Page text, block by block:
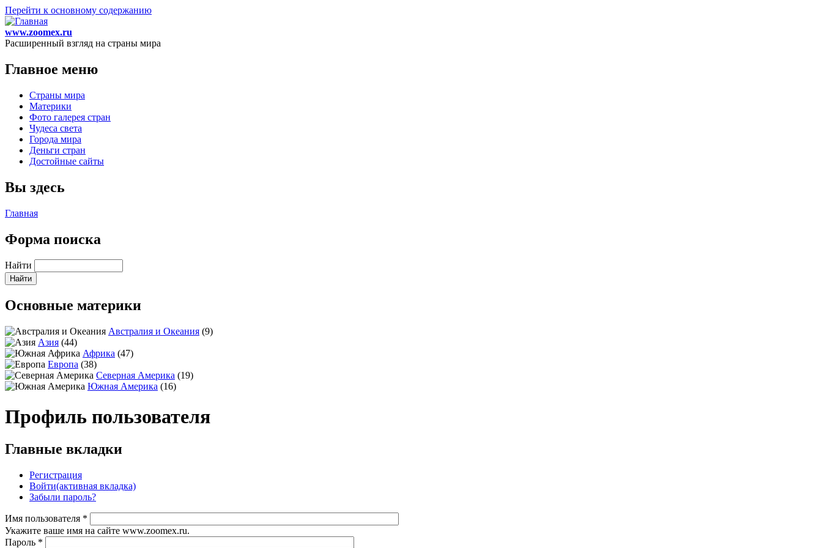
Перейти к основному содержанию
www.zoomex.ru
Расширенный взгляд на страны мира
Главное меню
Страны мира
Материки
Фото галерея стран
Чудеса света
Города мира
Деньги стран
Достойные сайты
Вы здесь
Главная
Форма поиска
Найти
Основные материки
Австралия и Океания (9)
Азия (44)
Африка (47)
Европа (38)
Северная Америка (19)
Южная Америка (16)
Профиль пользователя
Главные вкладки
Регистрация
Войти(активная вкладка)
Забыли пароль?
Имя пользователя *
Укажите ваше имя на сайте www.zoomex.ru.
Пароль *